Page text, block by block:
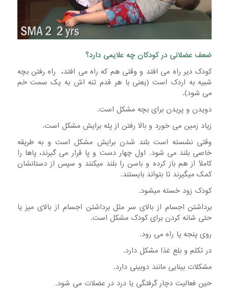
ضعف عضلانی در کودکان چه علایمی دارد؟
کودک دیر راه می افتد و وقتی هم که راه می افتد، راه رفتن بچه
شبیه به اردک است (یعنی با هر قدم تنه اش به یک سمت خم
می شود).
دویدن و پریدن برای بچه مشکل است.
زیاد زمین می خورد و بالا رفتن از پله برایش مشکل است.
وقتی نشسته است بلند شدن برایش مشکل است و به طریقه
خاصی بلند می شود. اول چهار دست و پا قرار می گیرند، پاها را
کاملاً از هم باز کرده و باسن را بلند میکنند و سپس از دستانشان
کمک میگیرند تا بتواند بایستند.
کودک زود خسته میشود.
برداشتن اجسام از بالای سر مثل برداشتن اجسام از بالای میز یا
حتی شانه کردن برای کودک مشکل است.
روی پنجه پا راه می رود.
در تکلم و بلع غذا مشکل دارد.
مشکلات بینایی مانند دوبینی دارد.
حین فعالیت دچار گرفتگی یا درد در عضلات می شود.